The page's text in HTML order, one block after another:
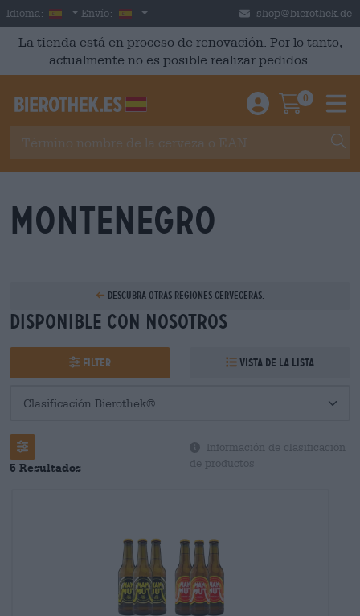
Skip to main content
Idioma: Spanish
Envío: España shop@bierothek.de
La tienda está en proceso de renovación. Por lo tanto,
actualmente no es posible realizar pedidos.
Einloggen /
0
Montenegro
Descubra otras regiones cerveceras.
Disponible con nosotros
Filter Vista de la lista
5 Resultados
Información de clasificación
de productos